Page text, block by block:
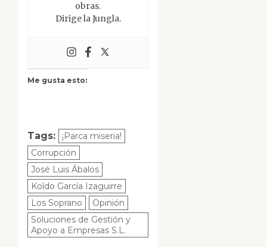
obras.
Dirige la Jungla.
Me gusta esto:
Tags:
¡Parca miseria!
Corrupción
José Luis Ábalos
Koldo García Izaguirre
Los Soprano
Opinión
Soluciones de Gestión y
Apoyo a Empresas S.L.